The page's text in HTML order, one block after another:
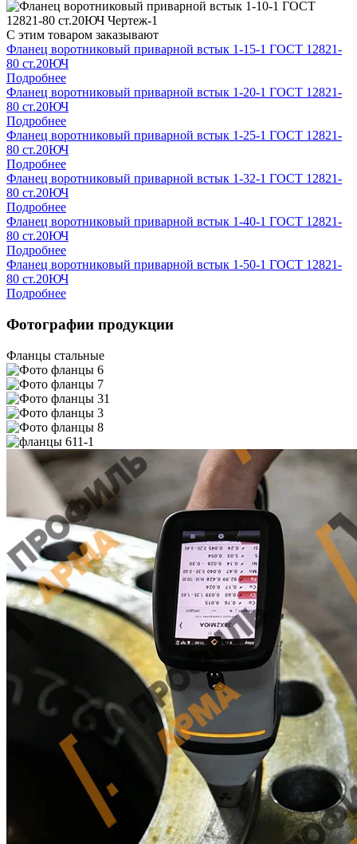
С этим товаром заказывают
Фланец воротниковый приварной встык 1-15-1 ГОСТ 12821-
80 ст.20ЮЧ
Подробнее
Фланец воротниковый приварной встык 1-20-1 ГОСТ 12821-
80 ст.20ЮЧ
Подробнее
Фланец воротниковый приварной встык 1-25-1 ГОСТ 12821-
80 ст.20ЮЧ
Подробнее
Фланец воротниковый приварной встык 1-32-1 ГОСТ 12821-
80 ст.20ЮЧ
Подробнее
Фланец воротниковый приварной встык 1-40-1 ГОСТ 12821-
80 ст.20ЮЧ
Подробнее
Фланец воротниковый приварной встык 1-50-1 ГОСТ 12821-
80 ст.20ЮЧ
Подробнее
Фотографии продукции
Фланцы стальные